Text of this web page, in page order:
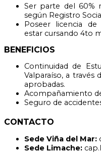
Ser parte del 60%
según Registro
Poseer licencia
estar cursando 4to
BENEFICIOS
Continuidad de
Valparaíso, a través
aprobadas.
Acompañamiento
Seguro de
CONTACTO
Sede Viña del Mar:
Sede Limache: